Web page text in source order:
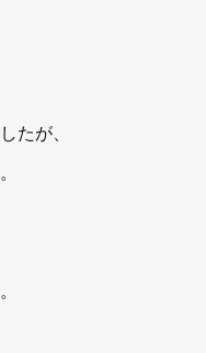
たが、